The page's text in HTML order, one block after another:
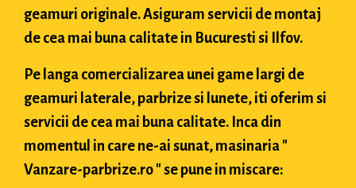
geamuri originale. Asiguram servicii de montaj
de cea mai buna calitate in Bucuresti si Ilfov.
Pe langa comercializarea unei game largi de
geamuri laterale, parbrize si lunete, iti oferim si
servicii de cea mai buna calitate. Inca din
momentul in care ne-ai sunat, masinaria "
Vanzare-parbrize.ro " se pune in miscare: